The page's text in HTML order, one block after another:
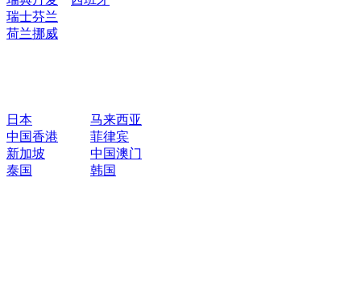
瑞士芬兰
荷兰挪威
日本
马来西亚
中国香港
菲律宾
新加坡
中国澳门
泰国
韩国